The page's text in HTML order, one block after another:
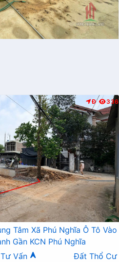
Đ 336
Tâm Xã Phú Nghĩa Ô Tô Vào
Gần KCN Phú Nghĩa
Tư Vấn
Đất Thổ Cư